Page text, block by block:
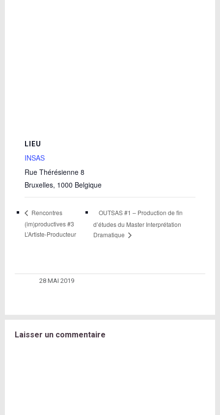
LIEU
INSAS
Rue Thérésienne 8
Bruxelles, 1000 Belgique
Rencontres
(im)productives #3
L’Artiste-Producteur
OUTSAS #1 – Production de fin
d’études du Master Interprétation
Dramatique
28 MAI 2019
Laisser un commentaire